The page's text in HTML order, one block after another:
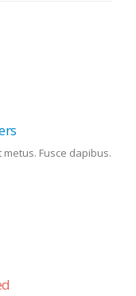
Fusce dapibus.